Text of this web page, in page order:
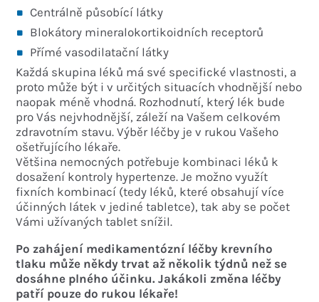
Centrálně působící látky
Blokátory mineralokortikoidních receptorů
Přímé vasodilatační látky
Každá skupina léků má své specifické vlastnosti, a
proto může být i v určitých situacích vhodnější nebo
naopak méně vhodná. Rozhodnutí, který lék bude
pro Vás nejvhodnější, záleží na Vašem celkovém
zdravotním stavu. Výběr léčby je v rukou Vašeho
ošetřujícího lékaře.
Většina nemocných potřebuje kombinaci léků k
dosažení kontroly hypertenze. Je možno využít
fixních kombinací (tedy léků, které obsahují více
účinných látek v jediné tabletce), tak aby se počet
Vámi užívaných tablet snížil.
Po zahájení medikamentózní léčby krevního
tlaku může někdy trvat až několik týdnů než se
dosáhne plného účinku. Jakákoli změna léčby
patří pouze do rukou lékaře!